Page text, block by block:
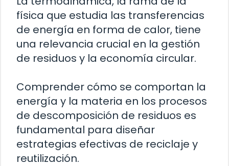
física que estudia las transferencias
de energía en forma de calor, tiene
una relevancia crucial en la gestión
de residuos y la economía circular.
Comprender cómo se comportan la
energía y la materia en los procesos
de descomposición de residuos es
fundamental para diseñar
estrategias efectivas de reciclaje y
reutilización.